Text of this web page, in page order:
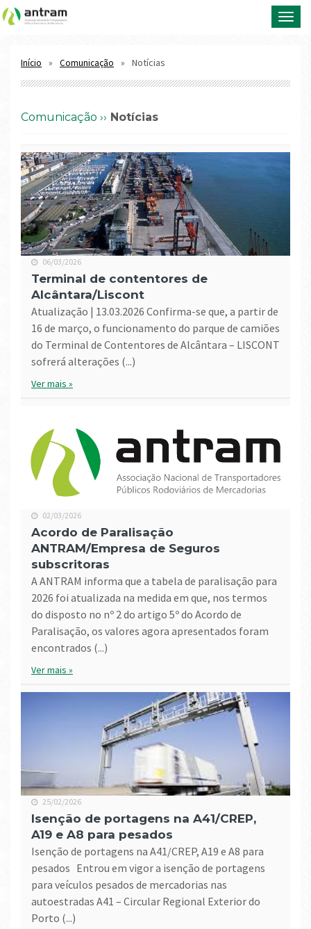
Início Comunicação Notícias
comunicação ›› Notícias
06/03/2026
Terminal de contentores de
Alcântara/Liscont
Atualização | 13.03.2026 Confirma-se que, a partir de
16 de março, o funcionamento do parque de camiões
do Terminal de Contentores de Alcântara – LISCONT
sofrerá alterações (...)
Ver mais »
02/03/2026
Acordo de Paralisação
ANTRAM/Empresa de Seguros
subscritoras
A ANTRAM informa que a tabela de paralisação para
2026 foi atualizada na medida em que, nos termos
do disposto no nº 2 do artigo 5º do Acordo de
Paralisação, os valores agora apresentados foram
encontrados (...)
Ver mais »
25/02/2026
Isenção de portagens na A41/CREP,
A19 e A8 para pesados
Isenção de portagens na A41/CREP, A19 e A8 para
pesados Entrou em vigor a isenção de portagens
para veículos pesados de mercadorias nas
autoestradas A41 – Circular Regional Exterior do
Porto (...)